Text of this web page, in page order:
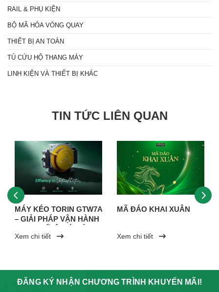
RAIL & PHỤ KIỆN
BỘ MÃ HÓA VÒNG QUAY
THIẾT BỊ AN TOÀN
TỦ CỨU HỘ THANG MÁY
LINH KIỆN VÀ THIẾT BỊ KHÁC
TIN TỨC LIÊN QUAN
MÁY KÉO TORIN GTW7A
– GIẢI PHÁP VẬN HÀNH
BỀN BỈ
Xem chi tiết
MÃ ĐÁO KHAI XUÂN
Xem chi tiết
ĐĂNG KÝ NHẬN CHƯƠNG TRÌNH KHUYẾN MÃI!